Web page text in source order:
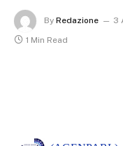
By Redazione 3
1 Min Read